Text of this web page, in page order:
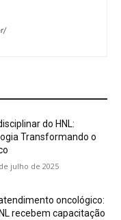
do HNL:
Transformando o
julho de 2025
oncológico:
recebem capacitação